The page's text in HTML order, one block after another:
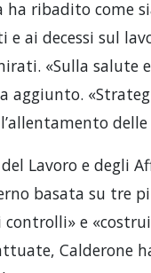
ribadito come
ai decessi sul
«Sulla salute
aggiunto.
Lavoro e degli
basata su tre
e
Calderone